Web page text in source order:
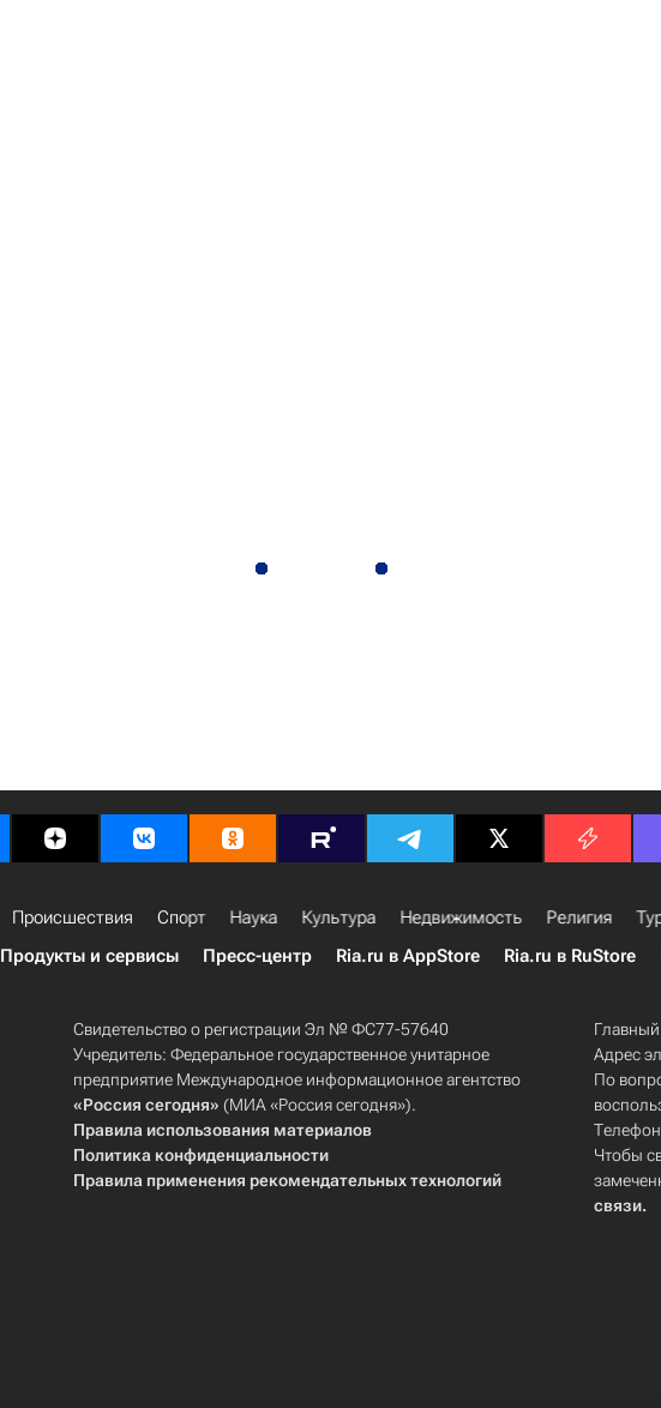
Происшествия Спорт Наука Культура Недвижимость Религия
Продукты и сервисы Пресс-центр Ria.ru в AppStore Ria.ru в RuStore
Свидетельство о регистрации Эл № ФС77-57640
Учредитель: Федеральное государственное унитарное
предприятие Международное информационное агентство
«Россия сегодня» (МИА «Россия сегодня»).
Правила использования материалов
Политика конфиденциальности
Правила применения рекомендательных технологий
Адрес
По
Чтобы
связи.